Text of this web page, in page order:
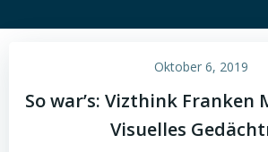
Oktober 6, 2019
So war’s: Vizthink Franken
Visuelles